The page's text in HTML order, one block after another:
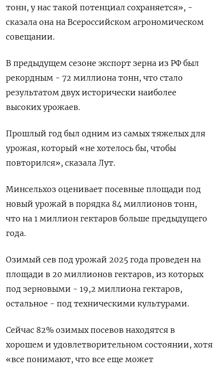
тонн, у нас такой потенциал сохраняется», -
сказала она на Всероссийском агрономическом
совещании.
В предыдущем сезоне экспорт зерна из РФ был
рекордным - 72 миллиона тонн, что стало
результатом двух исторически наиболее
высоких урожаев.
Прошлый год был одним из самых тяжелых для
урожая, который «не хотелось бы, чтобы
повторился», сказала Лут.
Минсельхоз оценивает посевные площади под
новый урожай в порядка 84 миллионов тонн,
что на 1 миллион гектаров больше предыдущего
года.
Озимый сев под урожай 2025 года проведен на
площади в 20 миллионов гектаров, из которых
под зерновыми - 19,2 миллиона гектаров,
остальное - под техническими культурами.
Сейчас 82% озимых посевов находятся в
хорошем и удовлетворительном состоянии, хотя
«все понимают, что все еще может